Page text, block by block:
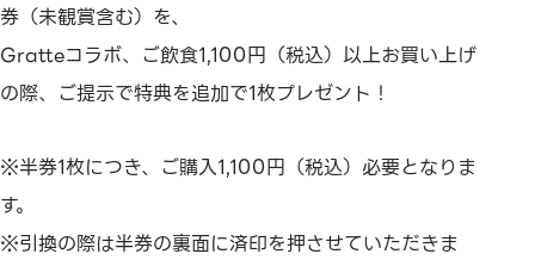
券（未観賞含む）を、
Gratteコラボ、ご飲食1,100円（税込）以上お買い上げ
の際、ご提示で特典を追加で1枚プレゼント！
※半券1枚につき、ご購入1,100円（税込）必要となりま
す。
※引換の際は半券の裏面に済印を押させていただきま